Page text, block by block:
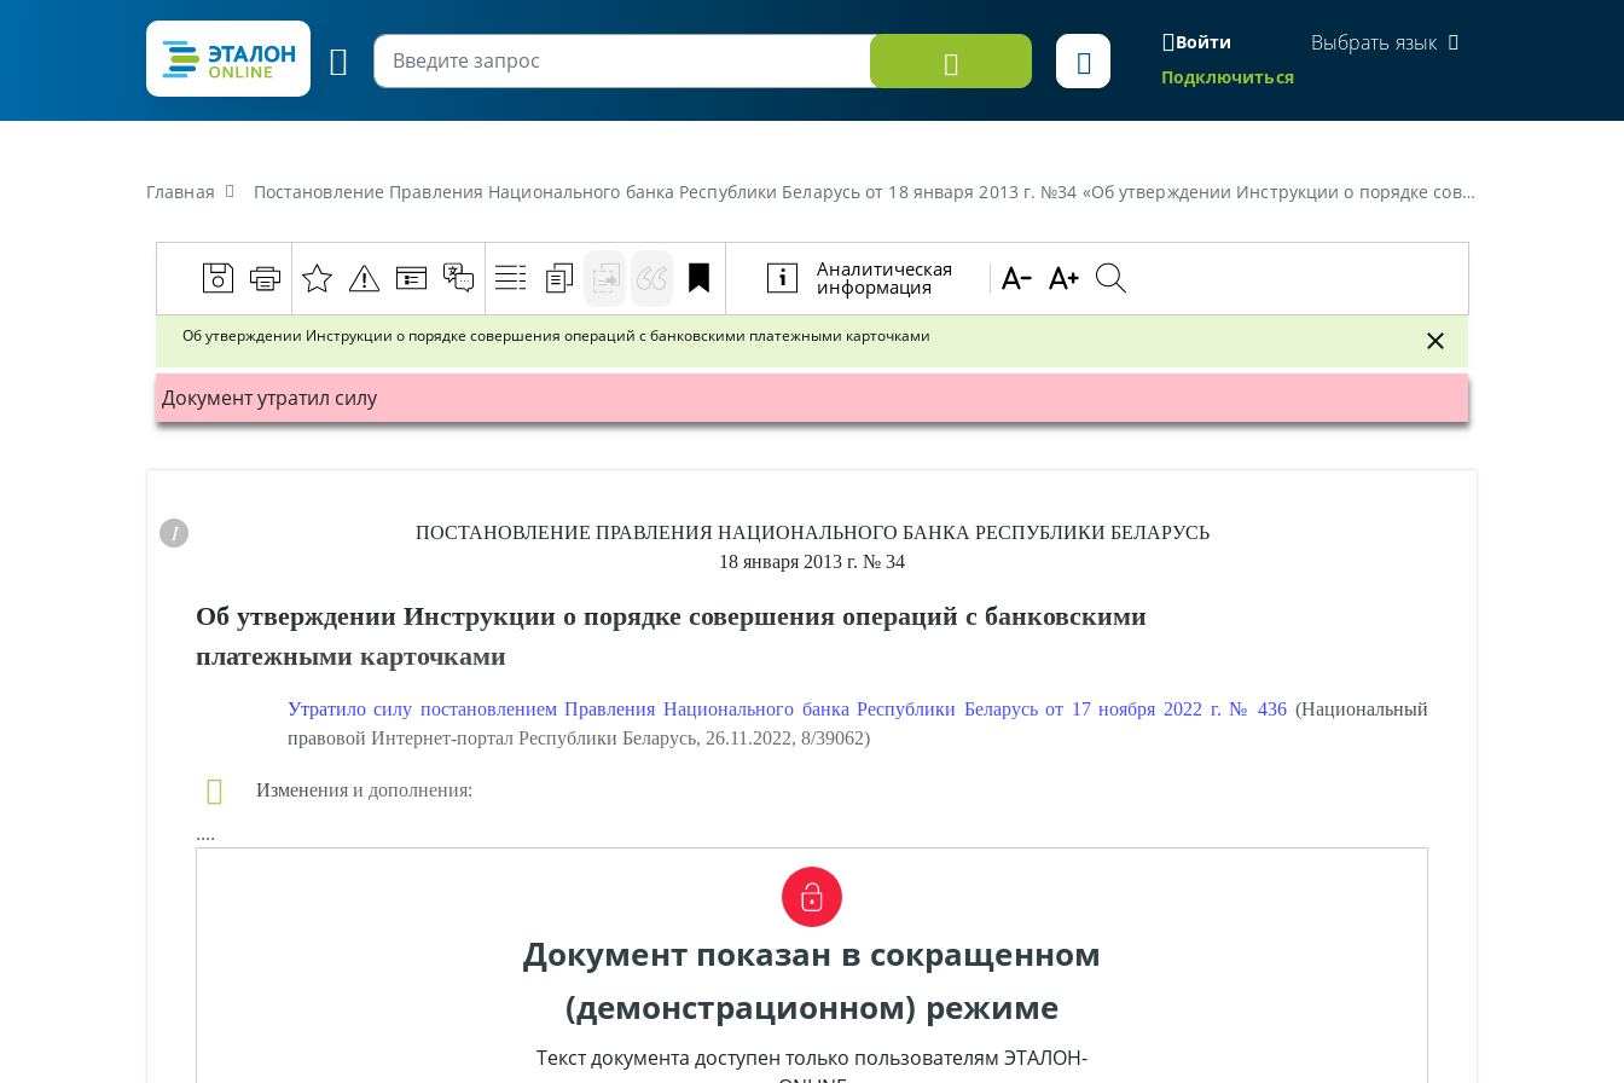
Войти
Подключиться
Выбрать язык
Главная Постановление Правления Национального банка Республики Беларусь от 18 января 2013 г. №34 «Об утверждении Инструкции о порядке совершения операций с банковскими платежными карточками»
Аналитическая
информация
Об утверждении Инструкции о порядке совершения операций с банковскими платежными карточками
Документ утратил силу
ПОСТАНОВЛЕНИЕ ПРАВЛЕНИЯ НАЦИОНАЛЬНОГО БАНКА РЕСПУБЛИКИ БЕЛАРУСЬ
18 января 2013 г. № 34
Об утверждении Инструкции о порядке совершения операций с банковскими
платежными карточками
Утратило силу постановлением Правления Национального банка Республики Беларусь от 17 ноября 2022 г. № 436 (Национальный
правовой Интернет-портал Республики Беларусь, 26.11.2022, 8/39062)
Изменения и дополнения:
....
Документ показан в сокращенном
(демонстрационном) режиме
Текст документа доступен только пользователям ЭТАЛОН-